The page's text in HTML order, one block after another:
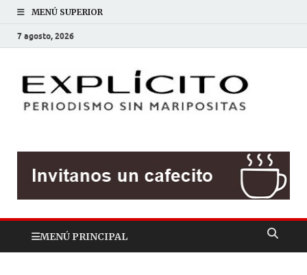
MENÚ SUPERIOR
7 agosto, 2026
MENÚ PRINCIPAL